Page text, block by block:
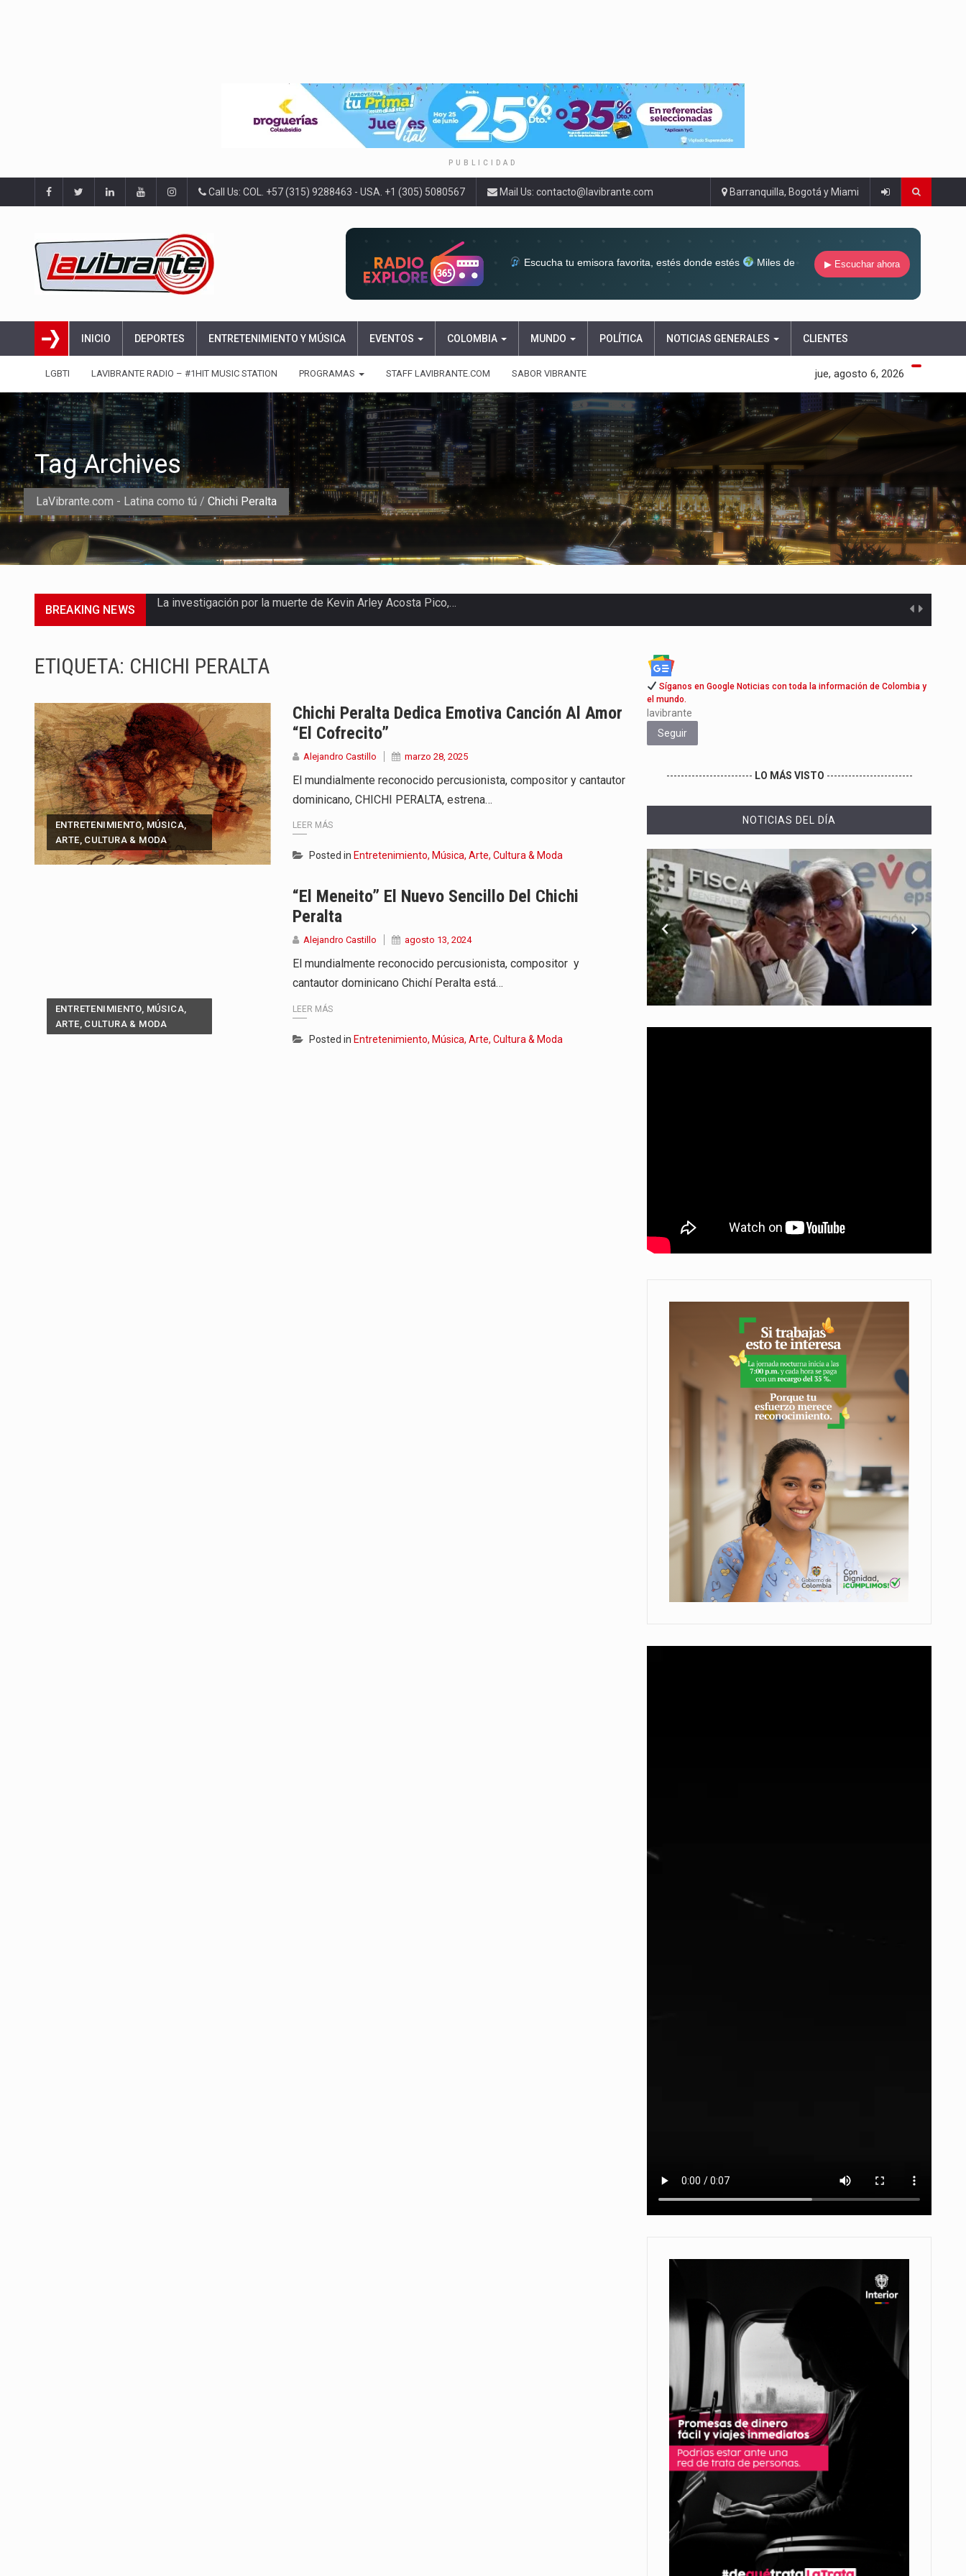
PUBLICIDAD
Call Us: COL. +57 (315) 9288463 - USA. +1 (305) 5080567 Mail Us: contacto@lavibrante.com Barranquilla, Bogotá y Miami
Escucha tu emisora favorita, estés donde estés
Miles de
▶ Escuchar ahora
INICIO DEPORTES ENTRETENIMIENTO Y MÚSICA EVENTOS COLOMBIA MUNDO POLÍTICA NOTICIAS GENERALES CLIENTES
LGBTI LAVIBRANTE RADIO – #1HIT MUSIC STATION PROGRAMAS STAFF LAVIBRANTE.COM SABOR VIBRANTE jue, agosto 6, 2026
LaVibrante.com - Latina como tú / Chichi Peralta
Tag Archives
BREAKING NEWS La inversión extranjera directa en Colombia comenzó a dar señales…
Barranquilla ya está lista para convertirse, el próximo 16 de…
A pocas horas del cambio de gobierno, el equipo de…
La Alcaldía de Barranquilla puso en marcha un amplio plan…
Si eres un trader que prefiere lidiar con condiciones de…
Saber cómo borrar el historial de operaciones en MT4 es…
Jhon Arias continúa consolidándose como una de las grandes figuras…
La investigación por la muerte de Kevin Arley Acosta Pico,…
ETIQUETA: CHICHI PERALTA
ENTRETENIMIENTO, MÚSICA,
ARTE, CULTURA & MODA
Chichi Peralta Dedica Emotiva Canción Al Amor
“el Cofrecito”
Alejandro Castillo marzo 28, 2025
El mundialmente reconocido percusionista, compositor y cantautor
dominicano, CHICHI PERALTA, estrena…
LEER MÁS
Posted in Entretenimiento, Música, Arte, Cultura & Moda
ENTRETENIMIENTO, MÚSICA,
ARTE, CULTURA & MODA
“El Meneito” El Nuevo Sencillo Del Chichi
Peralta
Alejandro Castillo agosto 13, 2024
​El mundialmente reconocido percusionista, compositor y
cantautor dominicano Chichí Peralta está…
LEER MÁS
Posted in Entretenimiento, Música, Arte, Cultura & Moda
Síganos en Google Noticias con toda la información de Colombia y
el mundo.
lavibrante
Seguir
------------------------ LO MÁS VISTO ------------------------
NOTICIAS DEL DÍA